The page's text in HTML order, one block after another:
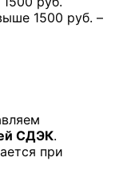
1500 руб. –
СДЭК.
при